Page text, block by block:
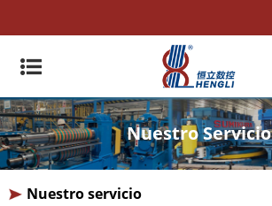
Nuestro Servicio
Nuestro servicio